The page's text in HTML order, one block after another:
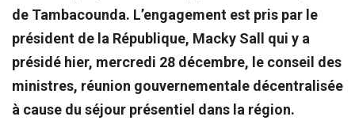
de Tambacounda. L’engagement est pris par le
président de la République, Macky Sall qui y a
présidé hier, mercredi 28 décembre, le conseil des
ministres, réunion gouvernementale décentralisée
à cause du séjour présentiel dans la région.